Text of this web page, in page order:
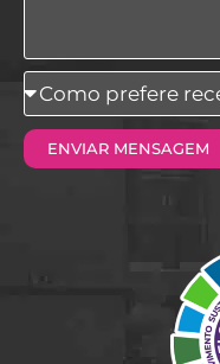
Como
prefere
receber
ENVIAR MENSAGEM